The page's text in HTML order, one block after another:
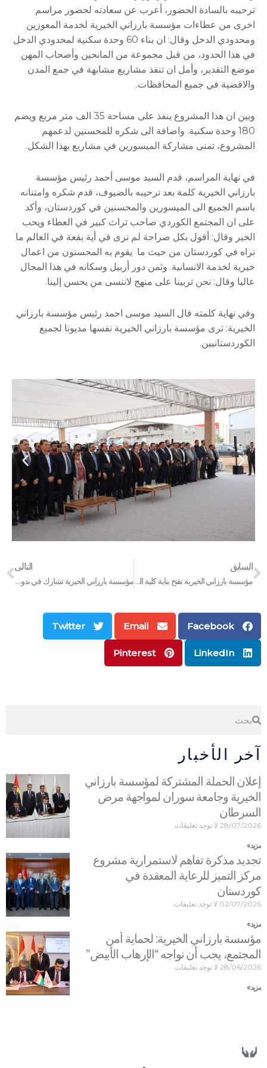
ترحيبه بالسادة الحضور، أعرب عن سعادته لحضور مراسم
اخرى من عطاءات مؤسسة بارزاني الخيرية لخدمة المعوزين
ومحدودي الدخل وقال: ان بناء 60 وحدة سكنية لمحدودي الدخل
في هذا الحدود، من قبل مجموعة من المانحين وأصحاب المهن
موضع التقدير، وأمل ان تنفذ مشاريع مشابهة في جمع المدن
والاقضية في جميع المحافظات.
وبين ان هذا المشروع ينفذ على مساحة 35 الف متر مربع ويضم
180 وحدة سكنية. واضافة الى شكره للمحسنين لدعمهم
المشروع، تمنى مشاركة الميسورين في مشاريع بهذا الشكل.
في نهاية المراسم، قدم السيد موسى أحمد رئيس مؤسسة
بارزاني الخيرية كلمة بعد ترحيبه بالضيوف، قدم شكره وامتنانه
باسم الجميع الى الميسورين والمحسنين في كوردستان، وأكد
على ان المجتمع الكوردي صاحب تراث كبير في العطاء ويحب
الخير وقال: أقول بكل صراحة لم نرى في أية بقعة في العالم ما
نراه في كوردستان من حيث ما يقوم به المحسنون من اعمال
خيرية لخدمة الانسانية. وثمن دور أربيل وسكانه في هذا المجال
عاليا وقال: نحن تربينا على منهج لاننسى من يحسن إلينا.
وفي نهاية كلمته قال السيد موسى احمد رئيس مؤسسة بارزاني
الخيرية: ترى مؤسسة بارزاني الخيرية نفسها مديونا لجميع
الكوردستانيين.
Prev
السابق
مؤسسة بارزاني الخيرية تفتح بناية كلية العلوم الاسلامية في أربيل
التالى
مؤسسة بارزاني الخيرية تشارك في ندوة BBF في ألمانيا
Facebook
Email
Twitter
LinkedIn
Pinterest
آخر الأخبار
إعلان الحملة المشتركة لمؤسسة بارزاني
الخيرية وجامعة سوران لمواجهة مرض
السرطان
28/07/2026 لا توجد تعليقات
مزید »
تجديد مذكرة تفاهم لاستمرارية مشروع
مركز التميز للرعاية المعقدة في
كوردستان
02/07/2026 لا توجد تعليقات
مزید »
مؤسسة بارزاني الخيرية: لحماية أمن
المجتمع، يجب أن نواجه “الإرهاب الأبيض”
28/06/2026 لا توجد تعليقات
مزید »